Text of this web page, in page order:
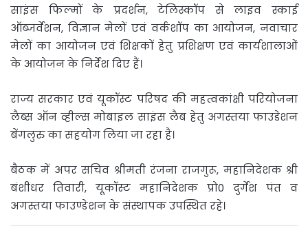
साइंस फिल्मों के प्रदर्शन, टेलिस्कॉप से लाइव स्काई
ऑब्जर्वेशन, विज्ञान मेलों एवं वर्कशॉप का आयोजन, नवाचार
मेलों का आयोजन एवं शिक्षकों हेतु प्रशिक्षण एवं कार्यशालाओं
के आयोजन के निर्देश दिए हैं।
राज्य सरकार एवं यूकॉस्ट परिषद की महत्वकांक्षी परियोजना
लैब्स ऑन व्हील्स मोबाइल साइंस लैब हेतु अगस्तया फाउडेशन
बेंगलुरु का सहयोग लिया जा रहा है।
बैठक में अपर सचिव श्रीमती रंजना राजगुरू, महानिदेशक श्री
बंशीधर तिवारी, यूकॉस्ट महानिदेशक प्रो0 दुर्गेश पंत व
अगस्तया फाउण्डेशन के संस्थापक उपस्थित रहे।